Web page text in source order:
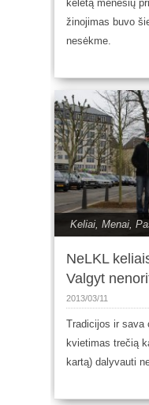
keletą mėnesių
žinojimas buvo
nesėkme.
Keliai, Menai,
NeLKL
Valgyt
2013/03/11
Tradicijos ir sava
kvietimas trečią
kartą) dalyvauti